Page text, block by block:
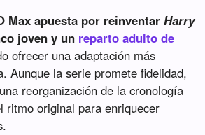
Max apuesta por reinventarHarry
joven y un reparto adulto de
ofrecer una adaptación más
Aunque la serie promete fidelidad,
reorganización de la cronología
ritmo original para enriquecer